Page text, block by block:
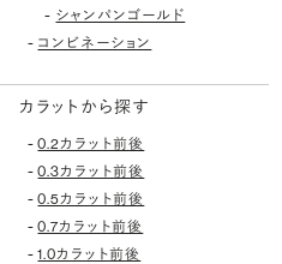
- シャンパンゴールド
- コンビネーション
カラットから探す
-0.2カラット前後
-0.3カラット前後
-0.5カラット前後
-0.7カラット前後
-1.0カラット前後